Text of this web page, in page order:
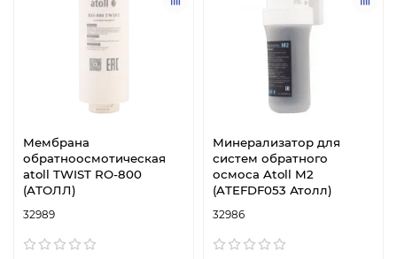
Мембрана
обратноосмотическая
atoll TWIST RO-800
(АТОЛЛ)
32989
Минерализатор для
систем обратного
осмоса Atoll M2
(ATEFDF053 Атолл)
32986